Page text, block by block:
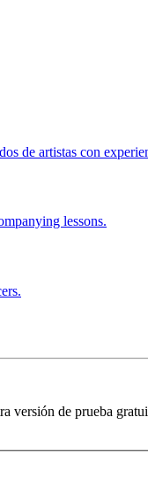
de artistas con
lessons.
de prueba